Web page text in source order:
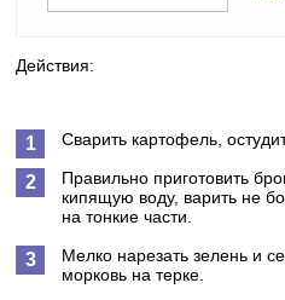
Действия:
Сварить картофель,
Правильно приготовить
кипящую воду, варить не
на тонкие части.
Мелко нарезать зелень и
морковь на терке.